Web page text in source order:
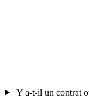
Y a-t-il un contrat